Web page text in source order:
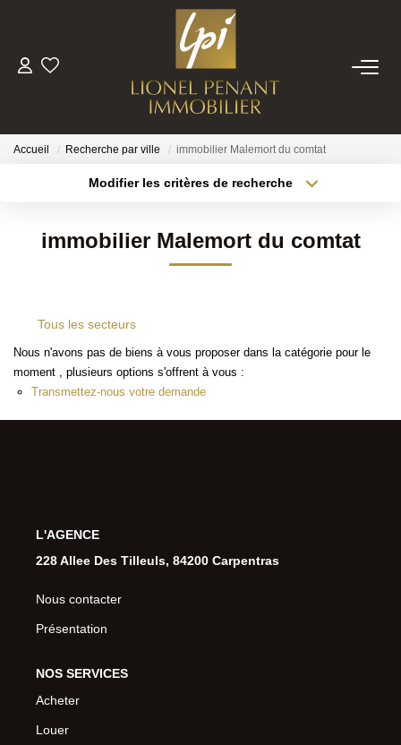
VENTES
PRESTIGE
ESTIMATION
CONTACT
Accueil Recherche par ville immobilier Malemort du comtat
Modifier les critères de recherche
immobilier Malemort du comtat
Tous les secteurs
Nous n'avons pas de biens à vous proposer dans la catégorie pour le
moment , plusieurs options s'offrent à vous :
Transmettez-nous votre demande
L'AGENCE
228 Allee Des Tilleuls, 84200 Carpentras
Nous contacter
Présentation
NOS SERVICES
Acheter
Louer